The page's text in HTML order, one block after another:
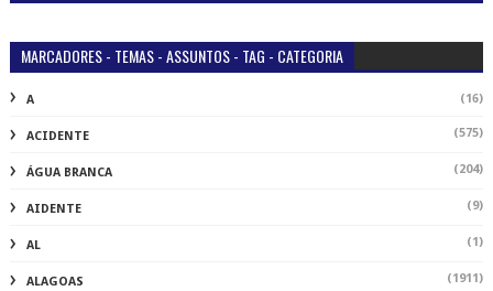
MARCADORES - TEMAS - ASSUNTOS - TAG - CATEGORIA
A (16)
ACIDENTE (575)
ÁGUA BRANCA (204)
AIDENTE (9)
AL (1)
ALAGOAS (1911)